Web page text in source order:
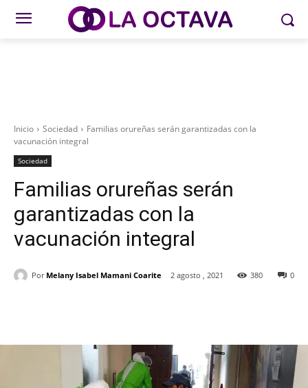
Inicio Sociedad
Familias orureñas serán garantizadas con la
vacunación integral
Sociedad
Familias orureñas serán
garantizadas con la
vacunación integral
Por Melany Isabel Mamani Coarite 2 agosto , 2021 0
380